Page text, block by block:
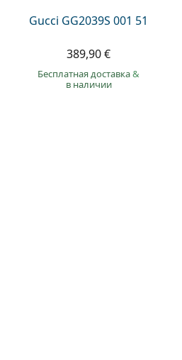
Gucci GG2039S 001 51
389,90 €
Бесплатная доставка&
в наличии